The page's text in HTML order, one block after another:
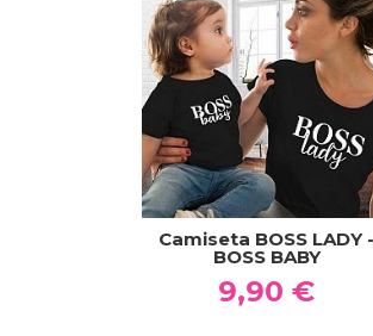
Camiseta BOSS LADY -
BOSS BABY
9,90 €